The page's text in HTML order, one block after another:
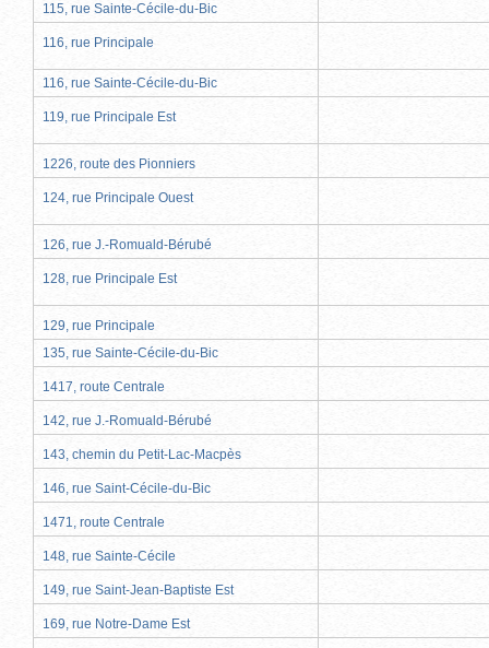
115, rue Sainte-Cécile-du-Bic
116, rue Principale
116, rue Sainte-Cécile-du-Bic
119, rue Principale Est
1226, route des Pionniers
124, rue Principale Ouest
126, rue J.-Romuald-Bérubé
128, rue Principale Est
129, rue Principale
135, rue Sainte-Cécile-du-Bic
1417, route Centrale
142, rue J.-Romuald-Bérubé
143, chemin du Petit-Lac-Macpès
146, rue Saint-Cécile-du-Bic
1471, route Centrale
148, rue Sainte-Cécile
149, rue Saint-Jean-Baptiste Est
169, rue Notre-Dame Est